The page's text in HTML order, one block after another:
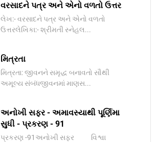
વરસાદને પત્ર અને એનો વળતો ઉત્તર
લેખ:- વરસાદને પત્ર અને એનો વળતો
ઉત્તરલેખિકા:- શ્રીમતી સ્નેહલ...
મિત્રતા
મિત્રતા: જીવનને સમૃદ્ધ બનાવતો સૌથી
અમૂલ્ય સંબંધજીવનમાં માણસ...
અનોખી સફર - અમાવસ્યાથી પૂર્ણિમા
સુધી - પ્રકરણ - 91
પ્રકરણ -91અનોખી સફર વિશ્વા